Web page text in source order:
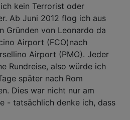
kein Terrorist oder
Ab Juni 2012 flog ich aus
Gründen von Leonardo da
Airport (FCO)nach
Airport (PMO). Jeder
Rundreise, also würde ich
später nach Rom
Dies war nicht nur am
- tatsächlich denke ich, dass